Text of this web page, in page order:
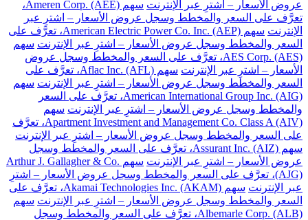
عروض الأسعار – اشترِ عبر الإنترنت
سهم Ameren Corp. (AEE)،
تعرَّف على السعر والمخطط وسجل عروض الأسعار – اشترِ عبر
الإنترنت
سهم American Electric Power Co. Inc. (AEP)، تعرَّف على
السعر والمخطط وسجل عروض الأسعار – اشترِ عبر الإنترنت سهم
AES Corp. (AES)، تعرَّف على السعر والمخطط وسجل عروض
الأسعار – اشترِ عبر الإنترنت
سهم Aflac Inc. (AFL)، تعرَّف على
السعر والمخطط وسجل عروض الأسعار – اشترِ عبر الإنترنت سهم
American International Group Inc. (AIG)، تعرَّف على السعر
والمخطط وسجل عروض الأسعار – اشترِ عبر الإنترنت سهم
Apartment Investment and Management Co. Class A (AIV)، تعرَّف
على السعر والمخطط وسجل عروض الأسعار – اشترِ عبر الإنترنت
سهم Assurant Inc. (AIZ)، تعرَّف على السعر والمخطط وسجل
عروض الأسعار – اشترِ عبر الإنترنت
سهم Arthur J. Gallagher & Co.
(AJG)، تعرَّف على السعر والمخطط وسجل عروض الأسعار – اشترِ
عبر الإنترنت
سهم Akamai Technologies Inc. (AKAM)، تعرَّف على
السعر والمخطط وسجل عروض الأسعار – اشترِ عبر الإنترنت سهم
Albemarle Corp. (ALB)، تعرَّف على السعر والمخطط وسجل